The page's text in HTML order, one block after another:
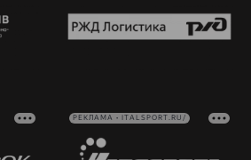
РЕКЛАМА • ITALSPORT.RU/